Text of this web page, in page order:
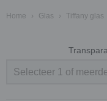
Home › Glas › Tiffany glas
Selecteer 1 of